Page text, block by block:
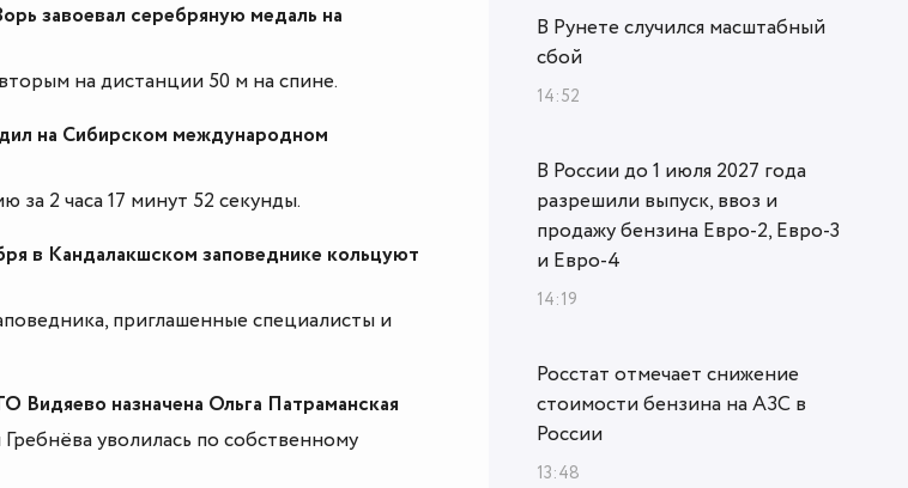
завоевал серебряную медаль на
на дистанции 50 м на спине.
на Сибирском международном
2 часа 17 минут 52 секунды.
в Кандалакшском заповеднике кольцуют
приглашенные специалисты и
Видяево назначена Ольга Патраманская
уволилась по собственному
В Рунете случился масштабный
сбой
14:52
В России до 1 июля 2027 года
разрешили выпуск, ввоз и
продажу бензина Евро-2, Евро-3
и Евро-4
14:19
Росстат отмечает снижение
стоимости бензина на АЗС в
России
13:48